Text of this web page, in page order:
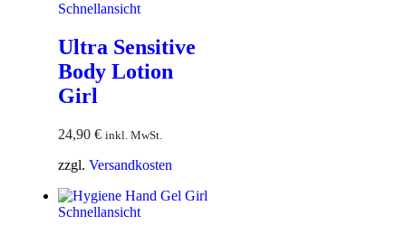
Schnellansicht
Ultra Sensitive
Body Lotion
Girl
24,90 € inkl. MwSt.
zzgl. Versandkosten
Schnellansicht